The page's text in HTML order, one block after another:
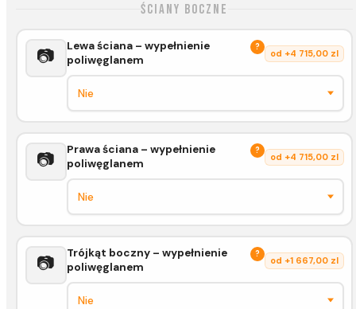
Ściany boczne
📷
Lewa ściana – wypełnienie
poliwęglanem
?
od +4 715,00 zl
📷
Prawa ściana – wypełnienie
poliwęglanem
?
od +4 715,00 zl
📷
Trójkąt boczny – wypełnienie
poliwęglanem
?
od +1 667,00 zl